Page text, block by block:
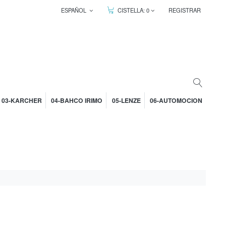
ESPAÑOL CISTELLA:0 REGISTRAR
03-KARCHER 04-BAHCO IRIMO 05-LENZE 06-AUTOMOCION